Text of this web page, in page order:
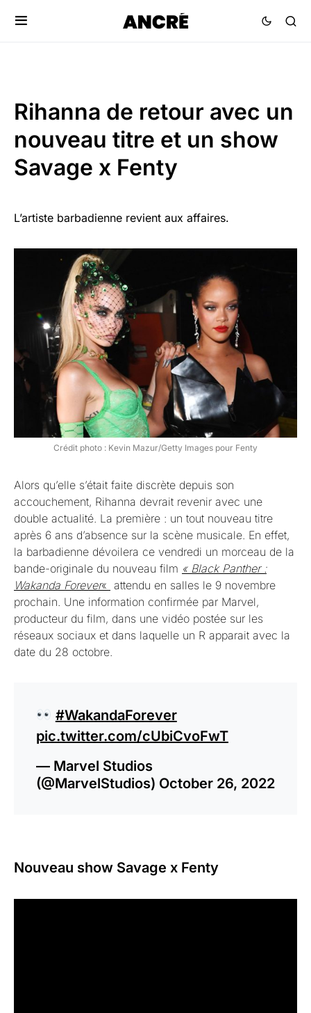
Rihanna de retour avec un
nouveau titre et un show
Savage x Fenty
L’artiste barbadienne revient aux affaires.
Crédit photo : Kevin Mazur/Getty Images pour Fenty
Alors qu’elle s’était faite discrète depuis son
accouchement, Rihanna devrait revenir avec une
double actualité. La première : un tout nouveau titre
après 6 ans d’absence sur la scène musicale. En effet,
la barbadienne dévoilera ce vendredi un morceau de la
bande-originale du nouveau film « Black Panther :
Wakanda Forever« attendu en salles le 9 novembre
prochain. Une information confirmée par Marvel,
producteur du film, dans une vidéo postée sur les
réseaux sociaux et dans laquelle un R apparait avec la
date du 28 octobre.
#WakandaForever
pic.twitter.com/cUbiCvoFwT
— Marvel Studios
(@MarvelStudios) October 26, 2022
Nouveau show Savage x Fenty